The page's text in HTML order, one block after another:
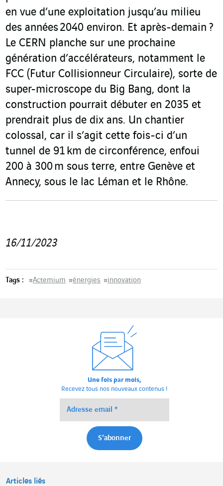
en vue d’une exploitation jusqu’au milieu
des années 2040 environ. Et après-demain ?
Le CERN planche sur une prochaine
génération d’accélérateurs, notamment le
FCC (Futur Collisionneur Circulaire), sorte de
super-microscope du Big Bang, dont la
construction pourrait débuter en 2035 et
prendrait plus de dix ans. Un chantier
colossal, car il s’agit cette fois-ci d’un
tunnel de 91 km de circonférence, enfoui
200 à 300 m sous terre, entre Genève et
Annecy, sous le lac Léman et le Rhône.
16/11/2023
Tags : #Actemium #énergies #innovation
Une fois par mois,
Recevez tous nos nouveaux contenus !
Articles liés